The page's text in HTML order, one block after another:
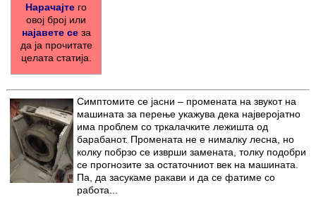
Нарачајте го
овој број или
најавете сеза
да ја прочитате
целата статија.
Симптомите се јасни – промената на звукот на
машината за перење укажува дека најверојатно
има проблем со тркалачките лежишта од
барабанот. Промената не е нималку лесна, но
колку побрзо се изврши замената, толку подобри
се прогнозите за остаточниот век на машината.
Па, да засукаме ракави и да се фатиме со
работа...